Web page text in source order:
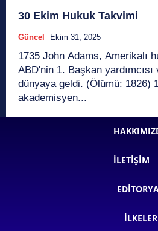
30 Ekim Hukuk Takvimi
Güncel Ekim 31, 2025
1735 John Adams, Amerikalı hukukçu, siyasetçi,
ABD'nin 1. Başkan yardımcısı
dünyaya geldi. (Ölümü: 1826) 1862 Alman tarihçi ve
akademisyen...
İLETIŞIM
İLKELER